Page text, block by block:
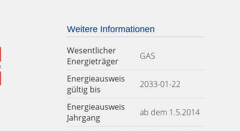
Weitere Informationen
Wesentlicher
Energieträger
GAS
Energieausweis
gültig bis
2033-01-22
Energieausweis
Jahrgang
ab dem 1.5.2014